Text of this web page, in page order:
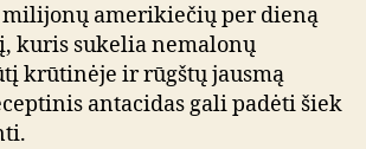
amerikiečių per dieną
kuris sukelia nemalonų
krūtinėje ir rūgštų jausmą
antacidas gali padėti šiek